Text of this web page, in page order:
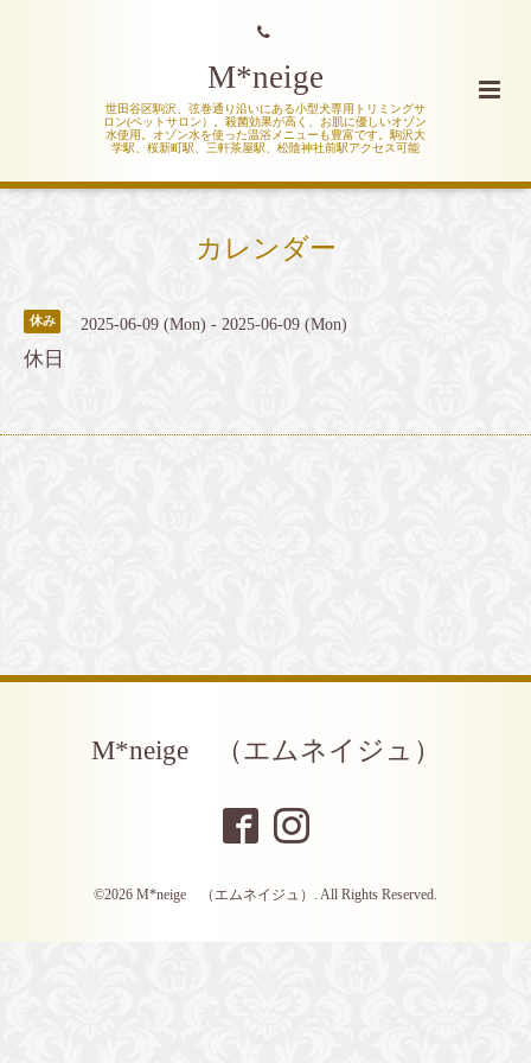
M*neige
世田谷区駒沢、弦巻通り沿いにある小型犬専用トリミングサ
ロン(ペットサロン）。殺菌効果が高く、お肌に優しいオゾン
水使用。オゾン水を使った温浴メニューも豊富です。駒沢大
学駅、桜新町駅、三軒茶屋駅、松陰神社前駅アクセス可能
カレンダー
休み 2025-06-09 (Mon) - 2025-06-09 (Mon)
休日
M*neige （エムネイジュ）
©2026 M*neige （エムネイジュ） . All Rights Reserved.